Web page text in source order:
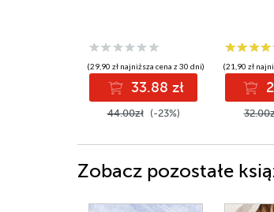
(29,90 zł najniższa cena z 30 dni)
33.88 zł
44.00zł (-23%)
(21,90 zł
Zobacz pozostałe